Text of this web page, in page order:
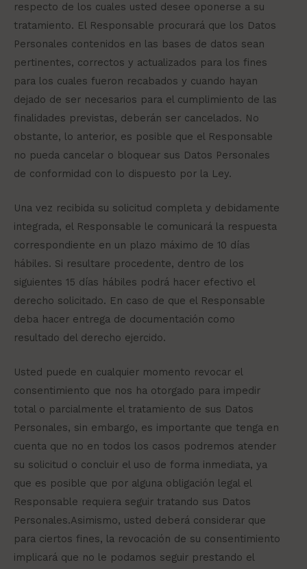
respecto de los cuales usted desee oponerse a su
tratamiento. El Responsable procurará que los Datos
Personales contenidos en las bases de datos sean
pertinentes, correctos y actualizados para los fines
para los cuales fueron recabados y cuando hayan
dejado de ser necesarios para el cumplimiento de las
finalidades previstas, deberán ser cancelados. No
obstante, lo anterior, es posible que el Responsable
no pueda cancelar o bloquear sus Datos Personales
de conformidad con lo dispuesto por la Ley.
Una vez recibida su solicitud completa y debidamente
integrada, el Responsable le comunicará la respuesta
correspondiente en un plazo máximo de 10 días
hábiles. Si resultare procedente, dentro de los
siguientes 15 días hábiles podrá hacer efectivo el
derecho solicitado. En caso de que el Responsable
deba hacer entrega de documentación como
resultado del derecho ejercido.
Usted puede en cualquier momento revocar el
consentimiento que nos ha otorgado para impedir
total o parcialmente el tratamiento de sus Datos
Personales, sin embargo, es importante que tenga en
cuenta que no en todos los casos podremos atender
su solicitud o concluir el uso de forma inmediata, ya
que es posible que por alguna obligación legal el
Responsable requiera seguir tratando sus Datos
Personales.Asimismo, usted deberá considerar que
para ciertos fines, la revocación de su consentimiento
implicará que no le podamos seguir prestando el